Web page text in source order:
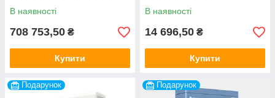
BOS-G PRO 12 шт + BMS
BOS-G PRO
В наявності
708 753,50 ₴
Купити
В наявності
14 696,50 ₴
Купити
Подарунок Подарунок